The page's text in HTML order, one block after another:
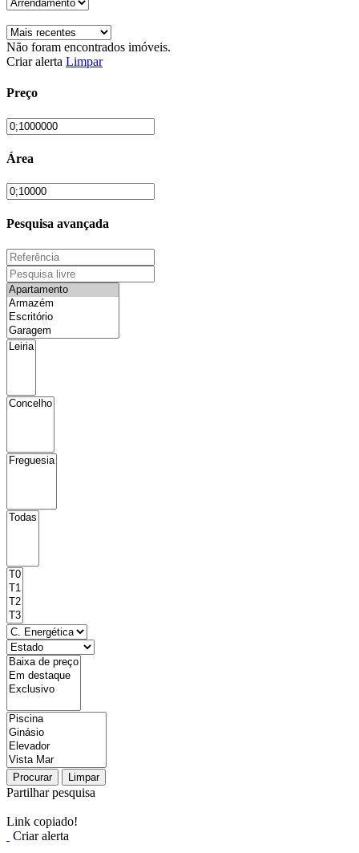
Não foram encontrados imóveis.
Criar alerta Limpar
Preço
Área
Pesquisa avançada
Procurar Limpar
Partilhar pesquisa
Link copiado!
Criar alerta